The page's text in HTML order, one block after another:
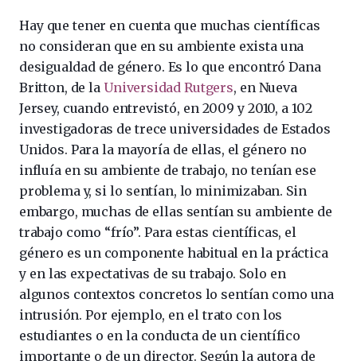
Hay que tener en cuenta que muchas científicas
no consideran que en su ambiente exista una
desigualdad de género. Es lo que encontró Dana
Britton, de la Universidad Rutgers, en Nueva
Jersey, cuando entrevistó, en 2009 y 2010, a 102
investigadoras de trece universidades de Estados
Unidos. Para la mayoría de ellas, el género no
influía en su ambiente de trabajo, no tenían ese
problema y, si lo sentían, lo minimizaban. Sin
embargo, muchas de ellas sentían su ambiente de
trabajo como “frío”. Para estas científicas, el
género es un componente habitual en la práctica
y en las expectativas de su trabajo. Solo en
algunos contextos concretos lo sentían como una
intrusión. Por ejemplo, en el trato con los
estudiantes o en la conducta de un científico
importante o de un director. Según la autora de